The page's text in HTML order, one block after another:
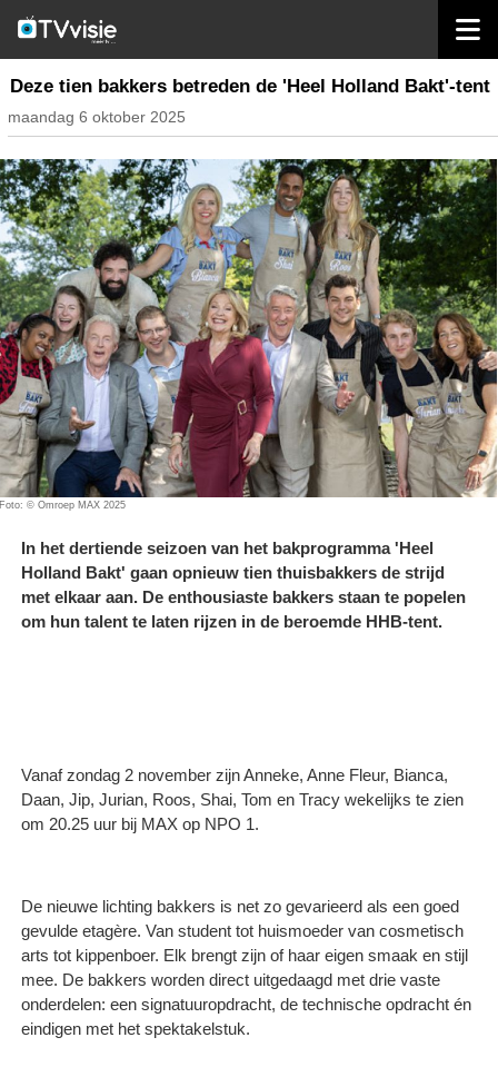
nieuws nederland
Deze tien bakkers betreden de 'Heel Holland Bakt'-tent
maandag 6 oktober 2025
Foto: © Omroep MAX 2025
In het dertiende seizoen van het bakprogramma 'Heel
Holland Bakt' gaan opnieuw tien thuisbakkers de strijd
met elkaar aan. De enthousiaste bakkers staan te popelen
om hun talent te laten rijzen in de beroemde HHB-tent.
Vanaf zondag 2 november zijn Anneke, Anne Fleur, Bianca,
Daan, Jip, Jurian, Roos, Shai, Tom en Tracy wekelijks te zien
om 20.25 uur bij MAX op NPO 1.
De nieuwe lichting bakkers is net zo gevarieerd als een goed
gevulde etagère. Van student tot huismoeder van cosmetisch
arts tot kippenboer. Elk brengt zijn of haar eigen smaak en stijl
mee. De bakkers worden direct uitgedaagd met drie vaste
onderdelen: een signatuuropdracht, de technische opdracht én
eindigen met het spektakelstuk.